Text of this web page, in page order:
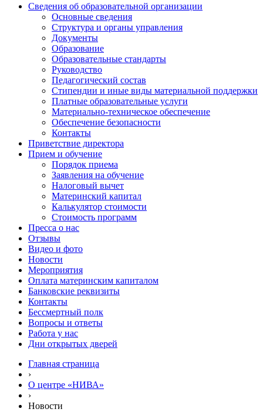
Сведения об образовательной организации
Основные сведения
Структура и органы управления
Документы
Образование
Образовательные стандарты
Руководство
Педагогический состав
Стипендии и иные виды материальной поддержки
Платные образовательные услуги
Материально-техническое обеспечение
Обеспечение безопасности
Контакты
Приветствие директора
Прием и обучение
Порядок приема
Заявления на обучение
Налоговый вычет
Материнский капитал
Калькулятор стоимости
Стоимость программ
Пресса о нас
Отзывы
Видео и фото
Новости
Мероприятия
Оплата материнским капиталом
Банковские реквизиты
Контакты
Бессмертный полк
Вопросы и ответы
Работа у нас
Дни открытых дверей
Главная страница
›
О центре «НИВА»
›
Новости